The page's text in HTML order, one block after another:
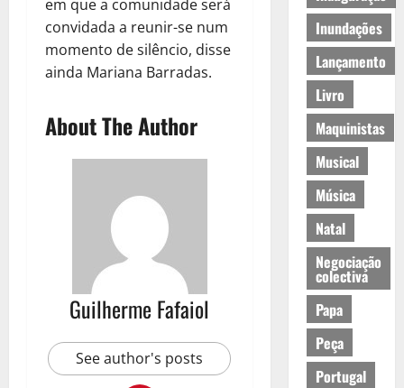
em que a comunidade será
convidada a reunir-se num
momento de silêncio, disse
ainda Mariana Barradas.
About The Author
Guilherme Fafaiol
See author's posts
Inundações
Lançamento
Livro
Maquinistas
Musical
Música
Natal
Negociação
colectiva
Papa
Peça
Portugal